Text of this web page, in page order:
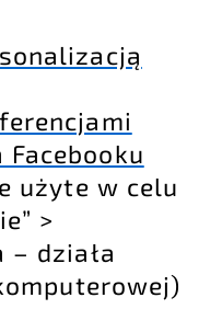
użyte w celu
>
działa